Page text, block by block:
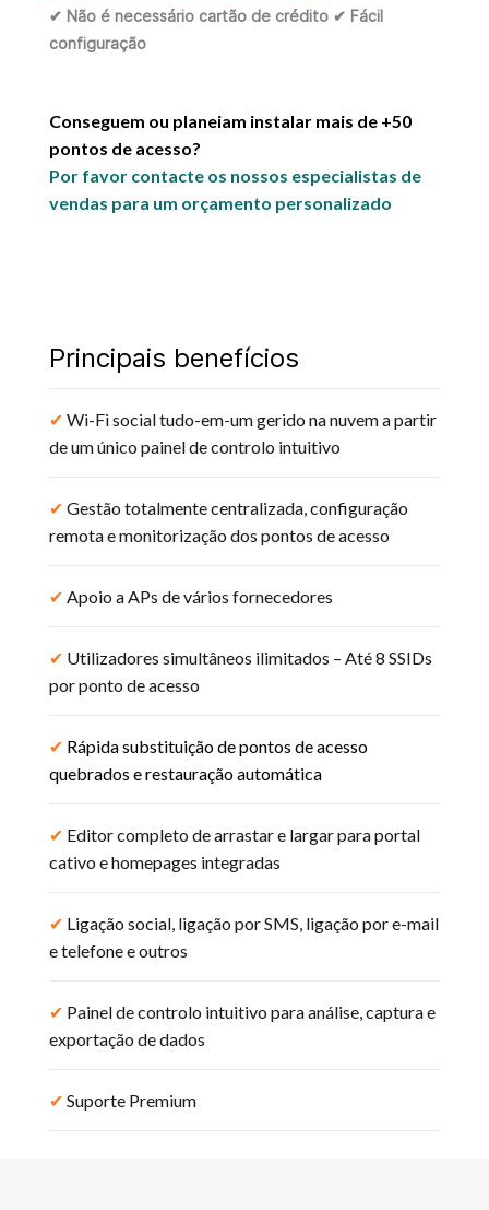
✔︎ Não é necessário cartão de crédito ✔︎ Fácil
configuração
Conseguem ou planeiam instalar mais de +50
pontos de acesso?
Por favor contacte os nossos especialistas de
vendas para um orçamento personalizado
Principais benefícios
✔︎ Wi-Fi social tudo-em-um gerido na nuvem a partir
de um único painel de controlo intuitivo
✔︎ Gestão totalmente centralizada, configuração
remota e monitorização dos pontos de acesso
✔︎ Apoio a APs de vários fornecedores
✔︎ Utilizadores simultâneos ilimitados – Até 8 SSIDs
por ponto de acesso
✔︎ Rápida substituição de pontos de acesso
quebrados e restauração automática
✔︎ Editor completo de arrastar e largar para portal
cativo e homepages integradas
✔︎ Ligação social, ligação por SMS, ligação por e-mail
e telefone e outros
✔︎ Painel de controlo intuitivo para análise, captura e
exportação de dados
✔︎ Suporte Premium